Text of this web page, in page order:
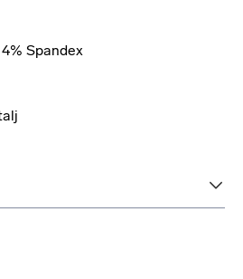
Spandex